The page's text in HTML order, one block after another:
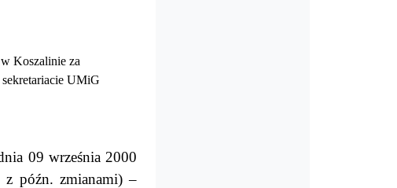
Koszalinie za
sekretariacie UMiG
09 września 2000
późn. zmianami) –